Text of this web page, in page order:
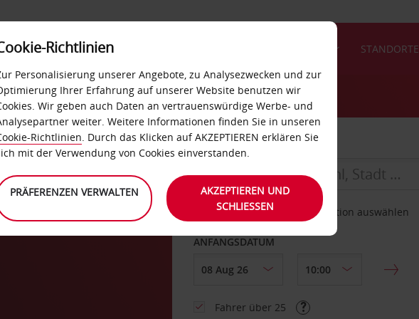
LOYALTY SELF-SERVICES STANDORTE
ABHOLEN VON
Eine andere Rückgabestation auswählen
ANFANGSDATUM
Fahrer über 25
Richtlinien
Personalisierung unserer Angebote, zu Analysezwecken und zur
Ihrer Erfahrung auf unserer Website benutzen wir
Wir geben auch Daten an vertrauenswürdige Werbe- und
weiter. Weitere Informationen finden Sie in unseren
Richtlinien. Durch das Klicken auf AKZEPTIEREN erklären Sie
mit der Verwendung von Cookies einverstanden.
PRÄFERENZEN VERWALTEN
AKZEPTIEREN UND
SCHLIESSEN